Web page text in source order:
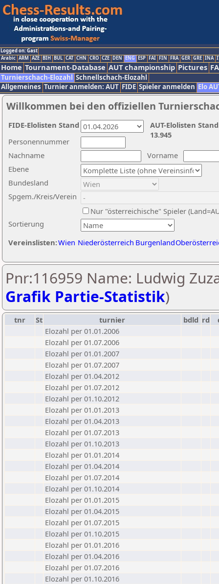
Logged on: Gast
Arabic ARM AZE BIH BUL CAT CHN CRO CZE DEN ENG ESP FAI FIN FRA GER GRE INA
Home Tournament-Database AUT championship Pictures
Turnierschach-Elozahl Schnellschach-Elozahl
Allgemeines Turnier anmelden: AUT FIDE Spieler anmelden Elo
Willkommen bei den offiziellen
Nachname
Vorname
Ebene
Sortierung
Personennummer
Bundesland
Spgem./Kreis/Verein
Nur "österreichische" Spieler
Vereinslisten:Wien Niederösterreich Burgenland
AUT-Elolisten
13.945
FIDE-Elolisten Stand
Pnr:116959 Name: Ludwig
Grafik Partie-Statistik)
tnr St turnier bdld rd
Elozahl per 01.01.2006
Elozahl per 01.07.2006
Elozahl per 01.01.2007
Elozahl per 01.07.2007
Elozahl per 01.04.2012
Elozahl per 01.07.2012
Elozahl per 01.10.2012
Elozahl per 01.01.2013
Elozahl per 01.04.2013
Elozahl per 01.07.2013
Elozahl per 01.10.2013
Elozahl per 01.01.2014
Elozahl per 01.04.2014
Elozahl per 01.07.2014
Elozahl per 01.10.2014
Elozahl per 01.01.2015
Elozahl per 01.04.2015
Elozahl per 01.07.2015
Elozahl per 01.10.2015
Elozahl per 01.01.2016
Elozahl per 01.04.2016
Elozahl per 01.07.2016
Elozahl per 01.10.2016